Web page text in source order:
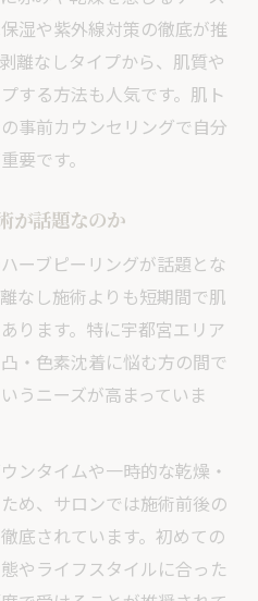
湿や紫外線対策の徹底が推
離なしタイプから、肌質や
する方法も人気です。肌ト
事前カウンセリングで自分
要です。
が話題なのか
ーブピーリングが話題とな
なし施術よりも短期間で肌
ります。特に宇都宮エリア
・色素沈着に悩む方の間で
うニーズが高まっていま
ンタイムや一時的な乾燥・
め、サロンでは施術前後の
底されています。初めての
やライフスタイルに合った